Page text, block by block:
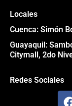
Locales
Cuenca: Simón
Guayaquil:
Citymall, 2do
Redes Sociales